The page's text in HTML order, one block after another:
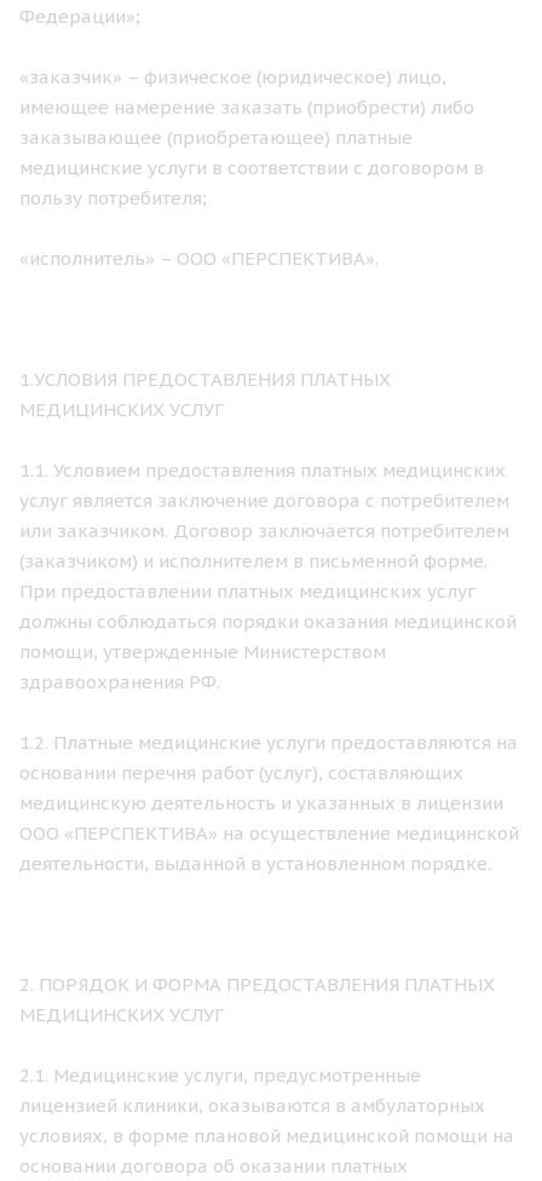
Федерации»;
«заказчик» – физическое (юридическое) лицо,
имеющее намерение заказать (приобрести) либо
заказывающее (приобретающее) платные
медицинские услуги в соответствии с договором в
пользу потребителя;
«исполнитель» – ООО «ПЕРСПЕКТИВА».
1.УСЛОВИЯ ПРЕДОСТАВЛЕНИЯ ПЛАТНЫХ
МЕДИЦИНСКИХ УСЛУГ
1.1. Условием предоставления платных медицинских
услуг является заключение договора с потребителем
или заказчиком. Договор заключается потребителем
(заказчиком) и исполнителем в письменной форме.
При предоставлении платных медицинских услуг
должны соблюдаться порядки оказания медицинской
помощи, утвержденные Министерством
здравоохранения РФ.
1.2. Платные медицинские услуги предоставляются на
основании перечня работ (услуг), составляющих
медицинскую деятельность и указанных в лицензии
ООО «ПЕРСПЕКТИВА» на осуществление медицинской
деятельности, выданной в установленном порядке.
2. ПОРЯДОК И ФОРМА ПРЕДОСТАВЛЕНИЯ ПЛАТНЫХ
МЕДИЦИНСКИХ УСЛУГ
2.1. Медицинские услуги, предусмотренные
лицензией клиники, оказываются в амбулаторных
условиях, в форме плановой медицинской помощи на
основании договора об оказании платных